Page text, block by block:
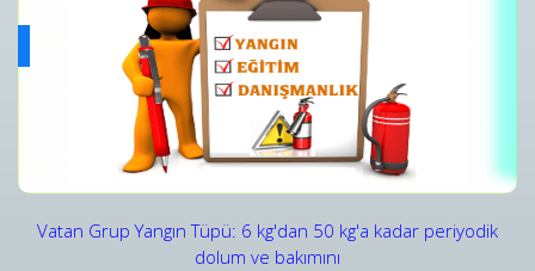
Vatan Grup Yangın Tüpü: 6 kg'dan 50 kg'a kadar periyodik
dolum ve bakımını
Yangın Algılama ve Alarm Sistemi Bakımı | Periyodik
Detaylar